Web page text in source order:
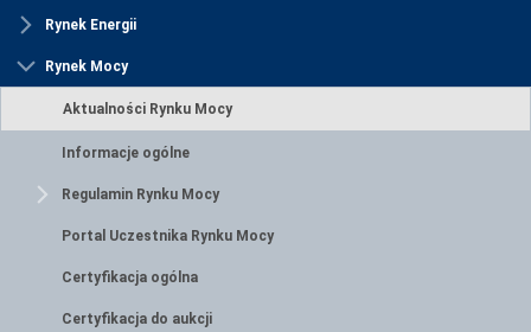
Rynek Energii
Rynek Mocy
Aktualności Rynku Mocy
Informacje ogólne
Regulamin Rynku Mocy
Portal Uczestnika Rynku Mocy
Certyfikacja ogólna
Certyfikacja do aukcji